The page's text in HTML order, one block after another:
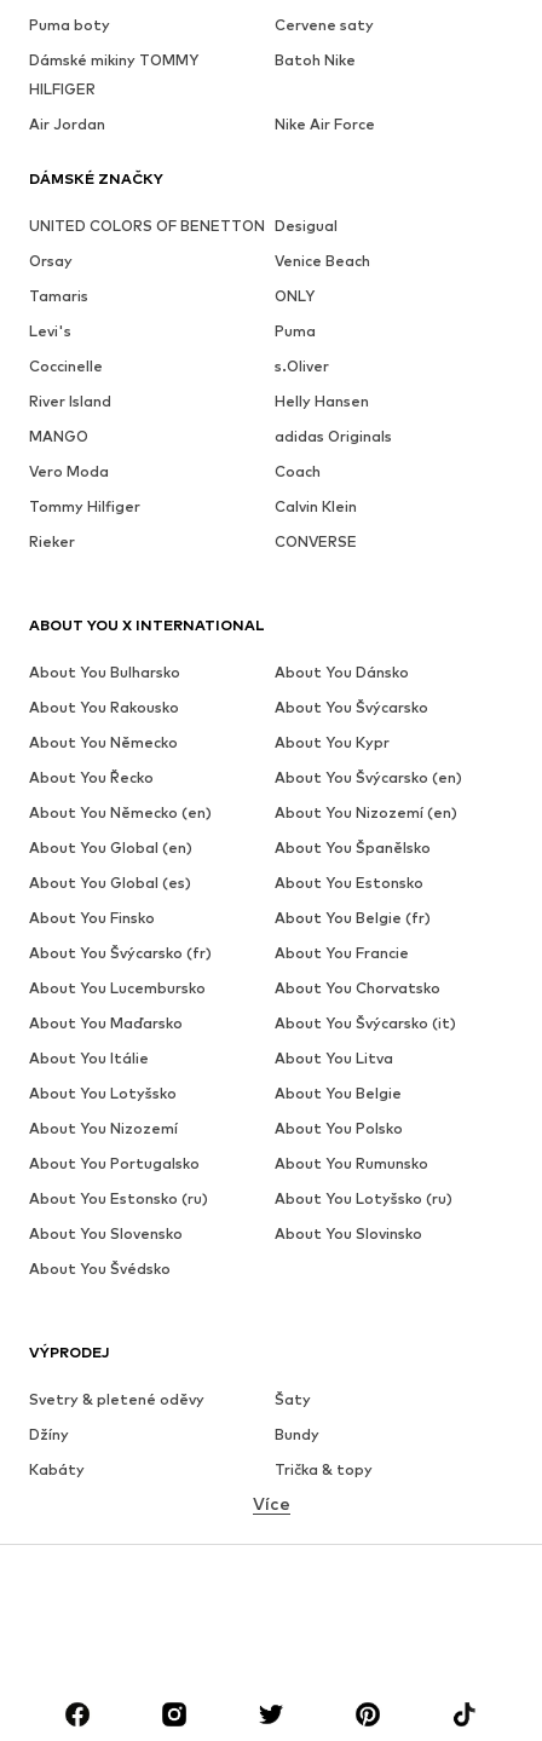
Puma boty
Cervene saty
Dámské mikiny TOMMY
HILFIGER
Batoh Nike
Air Jordan Nike Air Force
DÁMSKÉ ZNAČKY
UNITED COLORS OF BENETTON Desigual
Orsay
Venice Beach
Tamaris
ONLY
Levi's
Puma
Coccinelle
s.Oliver
River Island
Helly Hansen
MANGO
adidas Originals
Vero Moda
Coach
Tommy Hilfiger
Calvin Klein
Rieker
CONVERSE
VÝPRODEJ
Svetry & pletené oděvy
Šaty
Džíny
Bundy
Kabáty
Trička & topy
Spodní prádlo
Doplňky
Premium
Více
ABOUT YOU X INTERNATIONAL
About You Bulharsko
About You Dánsko
About You Rakousko
About You Švýcarsko
About You Německo
About You Kypr
About You Řecko
About You Švýcarsko (en)
About You Německo (en)
About You Nizozemí (en)
About You Global (en)
About You Španělsko
About You Global (es)
About You Estonsko
About You Finsko
About You Belgie (fr)
About You Švýcarsko (fr)
About You Francie
About You Lucembursko
About You Chorvatsko
About You Maďarsko
About You Švýcarsko (it)
About You Itálie
About You Litva
About You Lotyšsko
About You Belgie
About You Nizozemí
About You Polsko
About You Portugalsko
About You Rumunsko
About You Estonsko (ru)
About You Lotyšsko (ru)
About You Slovensko
About You Slovinsko
About You Švédsko